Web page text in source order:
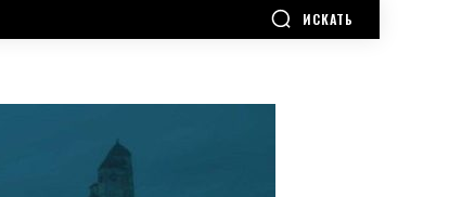
ИСКАТЬ